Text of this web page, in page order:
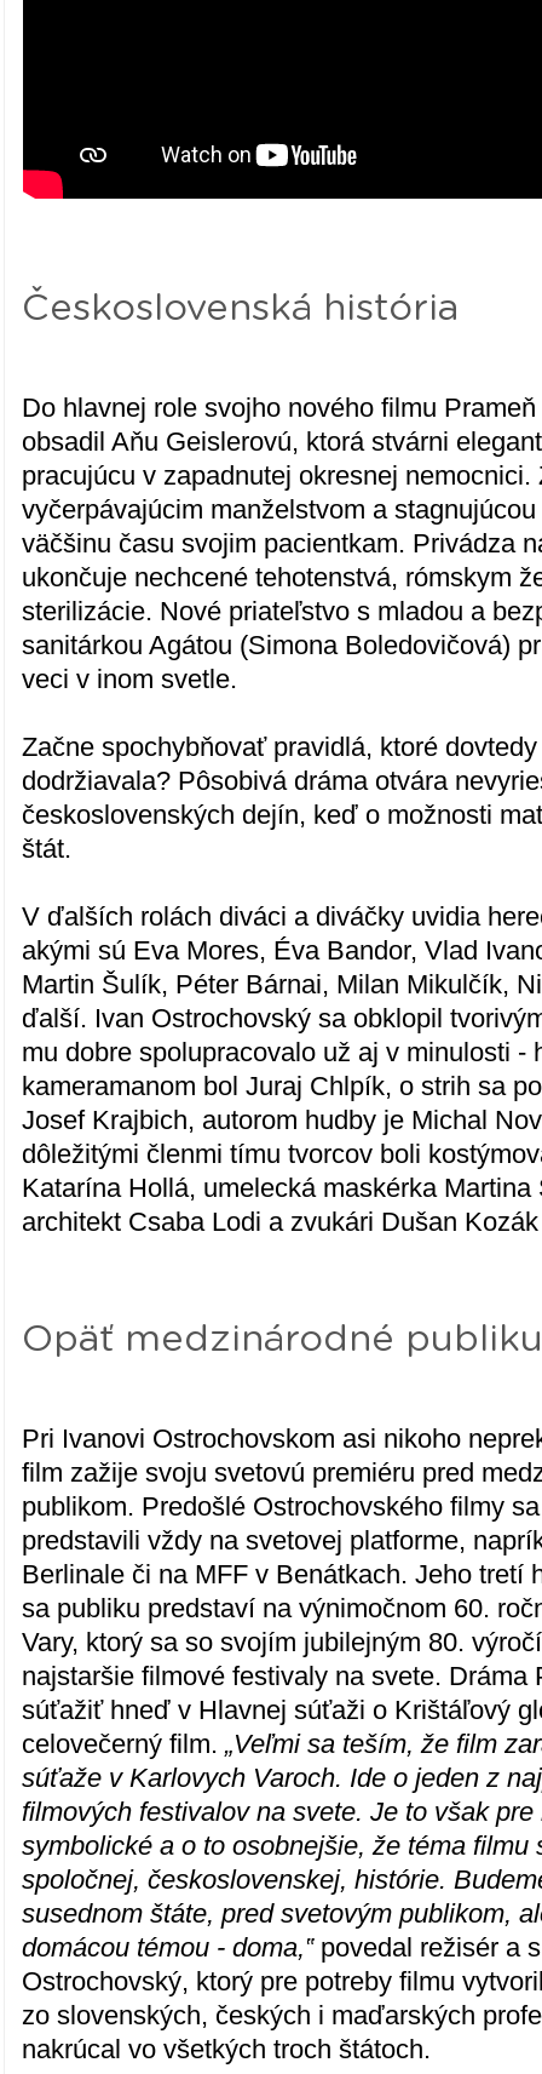
Československá história
Do hlavnej role svojho nového filmu
obsadil Aňu Geislerovú, ktorá stvárni
pracujúcu v zapadnutej okresnej nemocnici.
vyčerpávajúcim manželstvom a
väčšinu času svojim pacientkam. Privádza
ukončuje nechcené tehotenstvá, rómskym
sterilizácie. Nové priateľstvo s mladou a
sanitárkou Agátou (Simona Boledovičová)
veci v inom svetle.
Začne spochybňovať pravidlá, ktoré
dodržiavala? Pôsobivá dráma otvára
československých dejín, keď o možnosti
štát.
V ďalších rolách diváci a diváčky uvidia
akými sú Eva Mores, Éva Bandor, Vlad
Martin Šulík, Péter Bárnai, Milan Mikulčík,
ďalší. Ivan Ostrochovský sa obklopil
mu dobre spolupracovalo už aj v minulosti -
kameramanom bol Juraj Chlpík, o strih sa
Josef Krajbich, autorom hudby je Michal
dôležitými členmi tímu tvorcov boli
Katarína Hollá, umelecká maskérka Martina
architekt Csaba Lodi a zvukári Dušan
Opäť medzinárodné
Pri Ivanovi Ostrochovskom asi nikoho
film zažije svoju svetovú premiéru pred
publikom. Predošlé Ostrochovského filmy
predstavili vždy na svetovej platforme,
Berlinale či na MFF v Benátkach. Jeho tretí
sa publiku predstaví na výnimočnom 60.
Vary, ktorý sa so svojím jubilejným 80.
najstaršie filmové festivaly na svete. Dráma
súťažiť hneď v Hlavnej súťaži o Krištáľový
celovečerný film.„Veľmi sa teším, že film
súťaže v Karlovych Varoch. Ide o jeden z
filmových festivalov na svete. Je to však
symbolické a o to osobnejšie, že téma filmu
spoločnej, československej, histórie.
susednom štáte, pred svetovým publikom,
domácou témou - doma,‟ povedal režisér a
Ostrochovský, ktorý pre potreby filmu
zo slovenských, českých i maďarských
nakrúcal vo všetkých troch štátoch.